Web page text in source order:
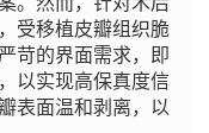
受移植皮瓣组织脆
苛的界面需求，即
以实现高保真度信
表面温和剥离，以